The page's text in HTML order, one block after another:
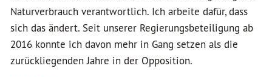
Naturverbrauch verantwortlich. Ich arbeite dafür, dass
sich das ändert. Seit unserer Regierungsbeteiligung ab
2016 konnte ich davon mehr in Gang setzen als die
zurückliegenden Jahre in der Opposition.